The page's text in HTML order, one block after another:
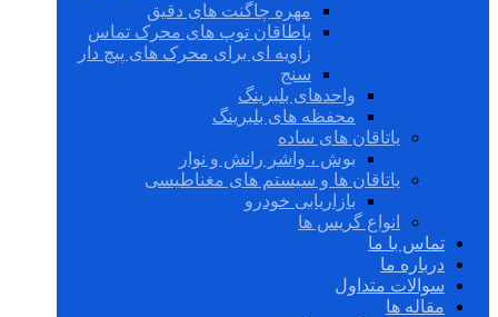
مهره چاگنت های دقیق
یاطاقان توپ های محرک تماس
زاویه ای برای محرک های پیچ دار
سنج
واحدهای بلبرینگ
محفظه های بلبرینگ
یاتاقان های ساده
بوش ، واشر رانش و نوار
یاتاقان ها و سیستم های مغناطیسی
بازاریابی خودرو
انواع گریس ها
تماس با ما
درباره ما
سوالات متداول
مقاله ها